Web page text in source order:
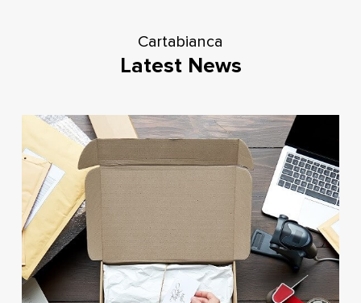
Cartabianca
Latest News